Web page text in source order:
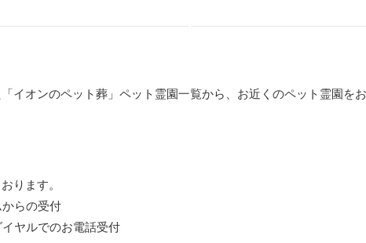
イオンのペット葬」ペット霊園一覧から、お近くのペット霊園を
ります。
らの受付
ヤルでのお電話受付